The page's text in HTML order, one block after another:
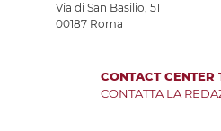
Via di San Basilio, 51
00187 Roma
CONTACT
CONTATTA LA